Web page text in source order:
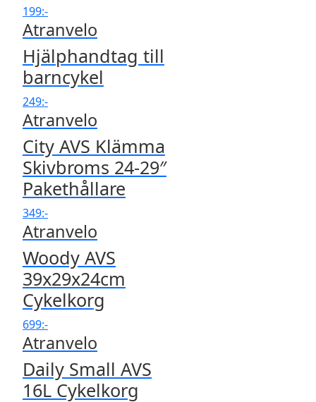
199:-
Atranvelo
Hjälphandtag till
barncykel
249:-
Atranvelo
City AVS Klämma
Skivbroms 24-29″
Pakethållare
349:-
Atranvelo
Woody AVS
39x29x24cm
Cykelkorg
699:-
Atranvelo
Daily Small AVS
16L Cykelkorg